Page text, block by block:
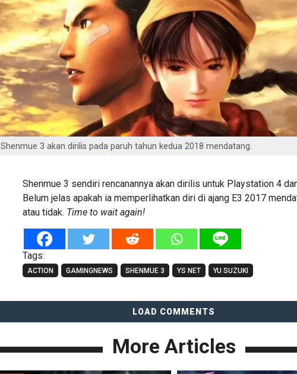
Shenmue 3 akan dirilis pada paruh tahun kedua 2018 mendatang.
Shenmue 3 sendiri rencanannya akan dirilis untuk Playstation 4
Belum jelas apakah ia memperlihatkan diri di ajang E3 2017
atau tidak. Time to wait again!
Tags:
ACTION GAMINGNEWS SHENMUE 3 YS NET YU SUZUKI
LOAD COMMENTS
More Articles